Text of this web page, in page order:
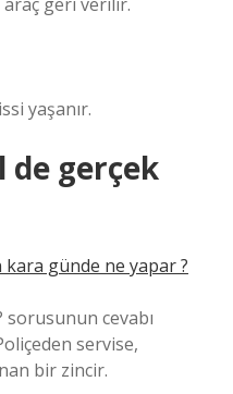
yaşanır.
de gerçek
kara günde ne yapar ?
sorusunun cevabı
servise,
bir zincir.